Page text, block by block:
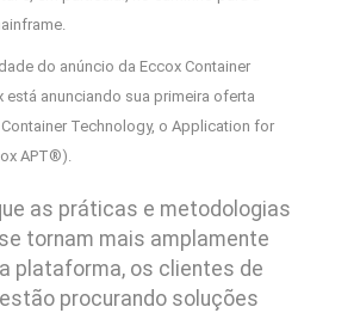
do anúncio da Eccox Container
está anunciando sua primeira oferta
Technology, o Application for
APT®).
as práticas e metodologias
tornam mais amplamente
plataforma, os clientes de
procurando soluções